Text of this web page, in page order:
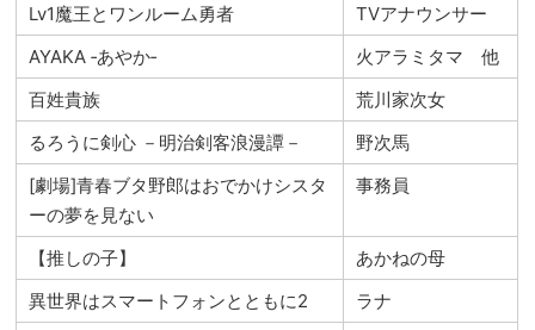
Lv1魔王とワンルーム勇者
TVアナウンサー
AYAKA ‐あやか‐
火アラミタマ 他
百姓貴族
荒川家次女
るろうに剣心 －明治剣客浪漫譚－
野次馬
[劇場]青春ブタ野郎はおでかけシスタ
ーの夢を見ない
事務員
【推しの子】
あかねの母
異世界はスマートフォンとともに2
ラナ